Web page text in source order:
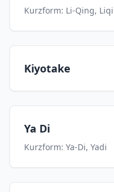
Kurzform: Li-Qing,
Kiyotake
Ya Di
Kurzform: Ya-Di, Yadi